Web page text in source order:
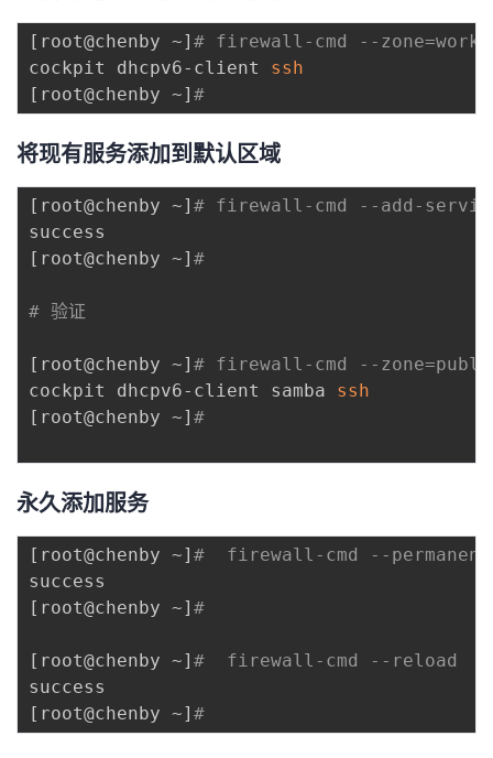
[ root@chenby ~] # firewall-cmd --
cockpit dhcpv6-client ssh
[ root@chenby ~] #
将现有服务添加到默认区域
[ root@chenby ~] # firewall-cmd --add-
[ root@chenby ~] #
# 验证
[ root@chenby ~] # firewall-cmd --
cockpit dhcpv6-client samba ssh
[ root@chenby ~] #
永久添加服务
[ root@chenby ~] #  firewall-cmd --
[ root@chenby ~] #
[ root@chenby ~] #  firewall-cmd --reload
[ root@chenby ~] #